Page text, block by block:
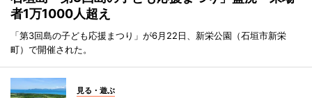
者1万1000人超え
「第3回島の子ども応援まつり」が6月22日、新栄公園（石垣市新栄
町）で開催された。
見る・遊ぶ